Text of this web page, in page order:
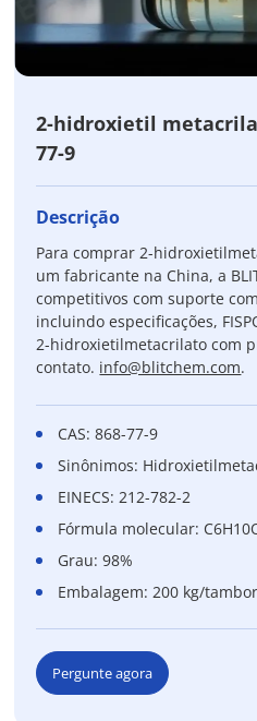
2-hidroxietil
77-9
Descrição
Para comprar 2-
um fabricante na China, a
competitivos com suporte
incluindo especificações,
2-hidroxietilmetacrilato com
contato. info@blitchem.com.
CAS: 868-77-9
Sinônimos:
EINECS: 212-782-2
Fórmula molecular:
Grau: 98%
Embalagem: 200 kg/
Pergunte agora